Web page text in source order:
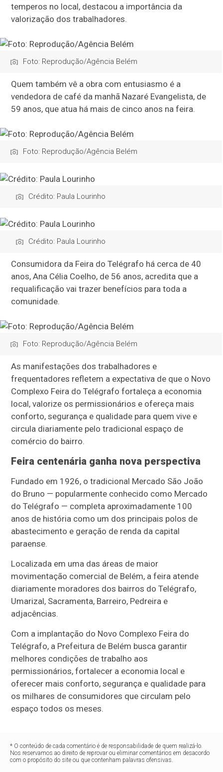
temperos no local, destacou a importância da
valorização dos trabalhadores.
Foto: Reprodução/Agência Belém
Quem também vê a obra com entusiasmo é a
vendedora de café da manhã Nazaré Evangelista, de
59 anos, que atua há mais de cinco anos na feira.
Foto: Reprodução/Agência Belém
Crédito: Paula Lourinho
Crédito: Paula Lourinho
Consumidora da Feira do Telégrafo há cerca de 40
anos, Ana Célia Coelho, de 56 anos, acredita que a
requalificação vai trazer benefícios para toda a
comunidade.
Foto: Reprodução/Agência Belém
As manifestações dos trabalhadores e
frequentadores refletem a expectativa de que o Novo
Complexo Feira do Telégrafo fortaleça a economia
local, valorize os permissionários e ofereça mais
conforto, segurança e qualidade para quem vive e
circula diariamente pelo tradicional espaço de
comércio do bairro.
Feira centenária ganha nova perspectiva
Fundado em 1926, o tradicional Mercado São João
do Bruno — popularmente conhecido como Mercado
do Telégrafo — completa aproximadamente 100
anos de história como um dos principais polos de
abastecimento e geração de renda da capital
paraense.
Localizada em uma das áreas de maior
movimentação comercial de Belém, a feira atende
diariamente moradores dos bairros do Telégrafo,
Umarizal, Sacramenta, Barreiro, Pedreira e
adjacências.
Com a implantação do Novo Complexo Feira do
Telégrafo, a Prefeitura de Belém busca garantir
melhores condições de trabalho aos
permissionários, fortalecer a economia local e
oferecer mais conforto, segurança e qualidade para
os milhares de consumidores que circulam pelo
espaço todos os meses.
* O conteúdo de cada comentário é de responsabilidade de quem realizá-lo.
Nos reservamos ao direito de reprovar ou eliminar comentários em desacordo
com o propósito do site ou que contenham palavras ofensivas.